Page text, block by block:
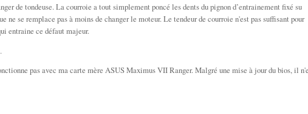
de tondeuse. La courroie a tout simplement poncé les dents du pignon d’entrainement fixé su
ne se remplace pas à moins de changer le moteur. Le tendeur de courroie n'est pas suffisant pour
entraine ce défaut majeur.
pas avec ma carte mère ASUS Maximus VII Ranger. Malgré une mise à jour du bios, il